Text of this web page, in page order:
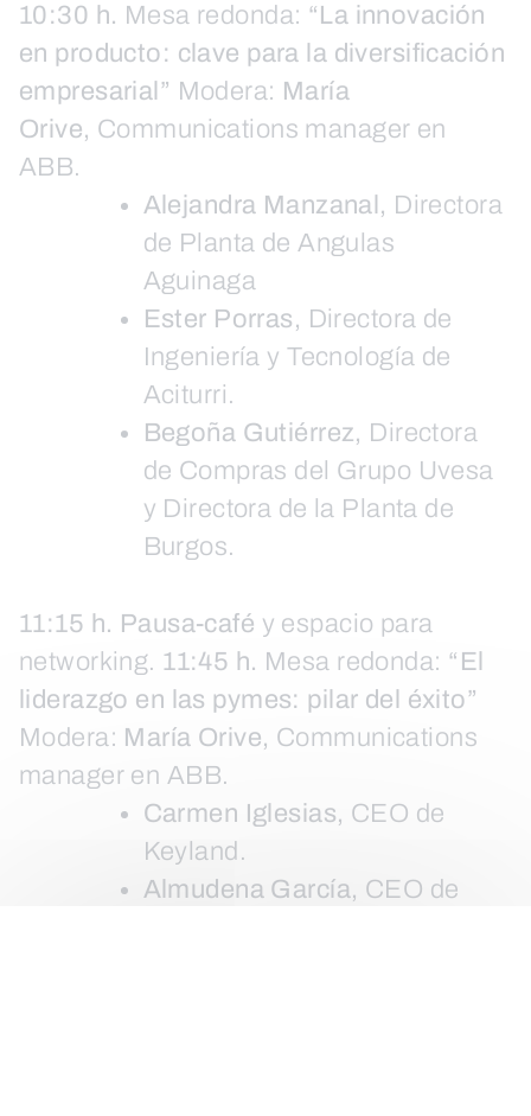
10:30 h. Mesa redonda: “La innovación
en producto: clave para la diversificación
empresarial” Modera: María
Orive, Communications manager en
ABB.
Alejandra Manzanal, Directora
de Planta de Angulas
Aguinaga
Ester Porras, Directora de
Ingeniería y Tecnología de
Aciturri.
Begoña Gutiérrez, Directora
de Compras del Grupo Uvesa
y Directora de la Planta de
Burgos.
11:15 h. Pausa-café y espacio para
networking. 11:45 h. Mesa redonda: “El
liderazgo en las pymes: pilar del éxito”
Modera: María Orive, Communications
manager en ABB.
Carmen Iglesias, CEO de
Keyland.
Almudena García, CEO de